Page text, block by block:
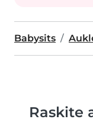
Babysits
Raskite